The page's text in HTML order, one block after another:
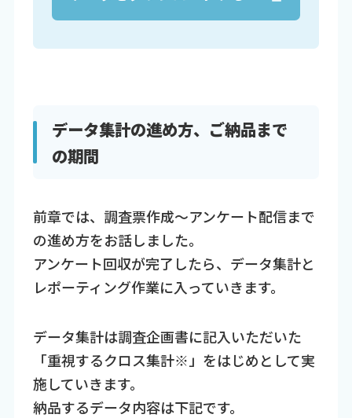
データ集計の進め方、ご納品まで
の期間
前章では、調査票作成～アンケート配信まで
の進め方をお話しました。
アンケート回収が完了したら、データ集計と
レポーティング作業に入っていきます。
データ集計は調査企画書に記入いただいた
「重視するクロス集計※」をはじめとして実
施していきます。
納品するデータ内容は下記です。